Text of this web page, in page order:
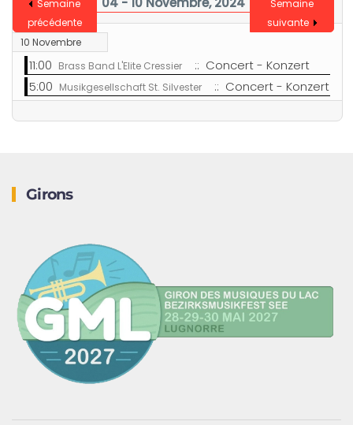
Semaine
précédente
Semaine
suivante
10 Novembre
11:00 Brass Band L'Elite Cressier
:: Concert - Konzert
5:00 Musikgesellschaft St. Silvester :: Concert - Konzert
Girons